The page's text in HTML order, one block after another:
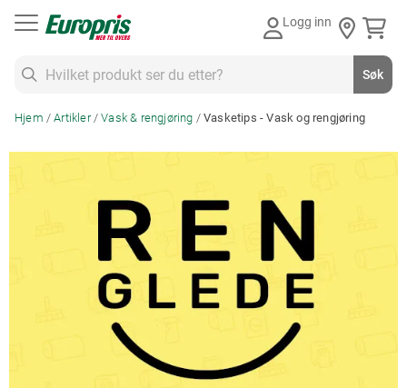
Logg inn
Søk
Hjem Artikler Vask & rengjøring Vasketips - Vask og rengjøring